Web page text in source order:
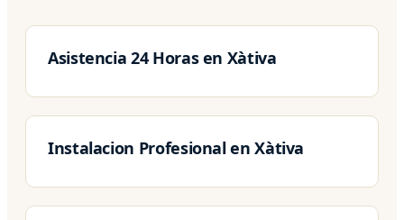
Asistencia 24 Horas en Xàtiva
Instalacion Profesional en Xàtiva